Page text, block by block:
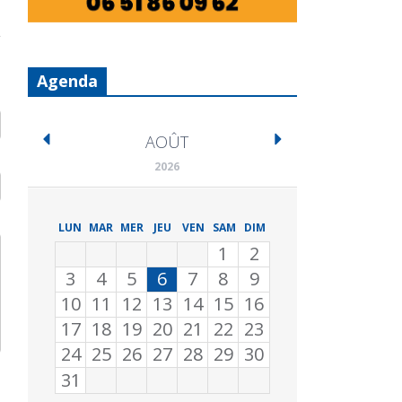
Agenda
AOÛT
2026
LUN MAR MER JEU VEN SAM DIM
1
2
3
4 5 6 7 8
9
10 11 12 13 14 15 16
17 18 19 20 21 22 23
24 25 26 27 28 29 30
31